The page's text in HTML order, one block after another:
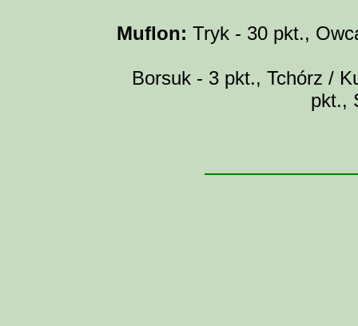
Muflon: Tryk - 30 pkt.,
Borsuk - 3 pkt., Tchórz /
pkt.,